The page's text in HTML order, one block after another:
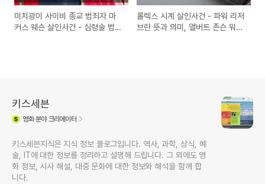
미치광이 사이비 종교 범죄자 마
커스 웨슨 살인사건 - 심령술 범죄
롤렉스 시계 살인사건 - 파워 리저
브란 뜻과 의미, 앨버트 존슨 워커
키스세븐
영화분야 크리에이터
키스세븐지식은 지식 정보 블로그입니다. 역사, 과학, 상식, 예
술, IT에 대한 정보를 정리하고 설명해 드립니다. 그 외에도 영
화 정보, 시사 해설, 대중 문화에 대한 정보와 해석을 함께 합
니다.